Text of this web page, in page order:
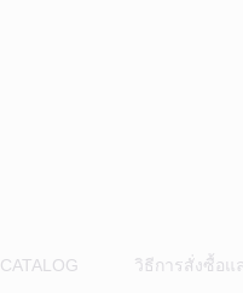
CATALOG วิธีการสั่งซื้อแ